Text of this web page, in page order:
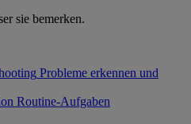
sie bemerken.
Probleme erkennen und
Routine-Aufgaben